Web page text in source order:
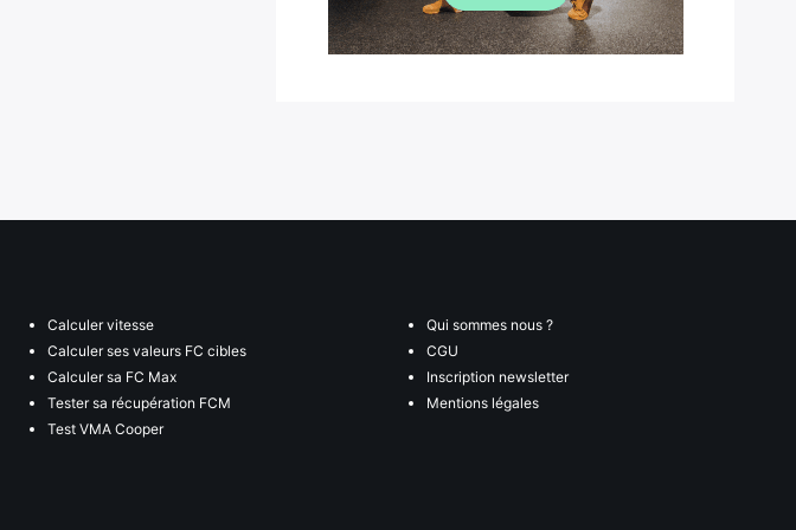
Calculer vitesse
Calculer ses valeurs FC cibles
Calculer sa FC Max
Tester sa récupération FCM
Test VMA Cooper
Qui sommes nous ?
CGU
Inscription newsletter
Mentions légales